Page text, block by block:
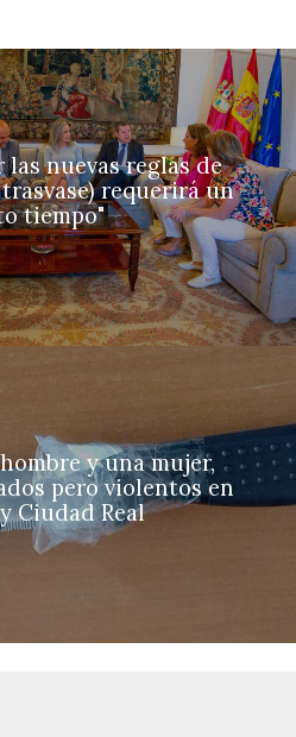
las nuevas reglas de
requerirá un
tiempo"
y una mujer,
pero violentos en
Ciudad Real